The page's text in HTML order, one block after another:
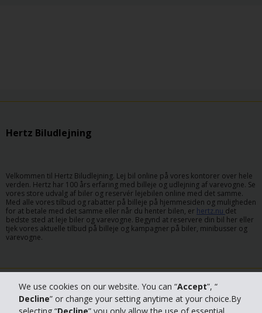
We use cookies on our website. You can “Accept”, “
Decline” or change your setting anytime at your choice.By
Hertz Biludlejning
Velkommen til Hertz Biludlejning. Lej bil online på vores kontorer over hele
verden. Hertz har 100 års erfaring med billeje og udlejning af varevogne. Se
vores store udvalg af biler og reservér lejebilen online med det samme.
Med alle vores tilbud og rabatter på billeje på hjemmesiden og muligheden
for at betale med det samme eller når du henter bilen, er hertz.nu det
bedste sted at leje biler og varevogne. Begynd at reservere din bil her eller
tjek vores aktuelle tilbud på billeje og kampagner på biler, minibusser og
varevogne.
Kontakt og hjælp
Partnere og for rejsebureauer